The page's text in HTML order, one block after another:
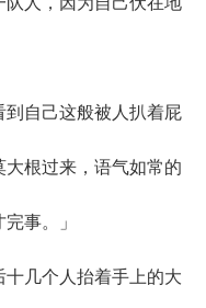
自己这般被人扒着屁
根过来，语气如常的
事。」
几个人抬着手上的大